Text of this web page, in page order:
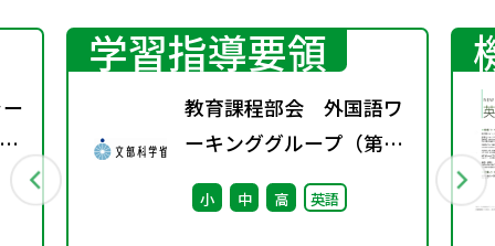
学習指導要領
教育課程部会 外国語ワ
ーキンググループ（第3
回） 配付資料
小 中 高 英語